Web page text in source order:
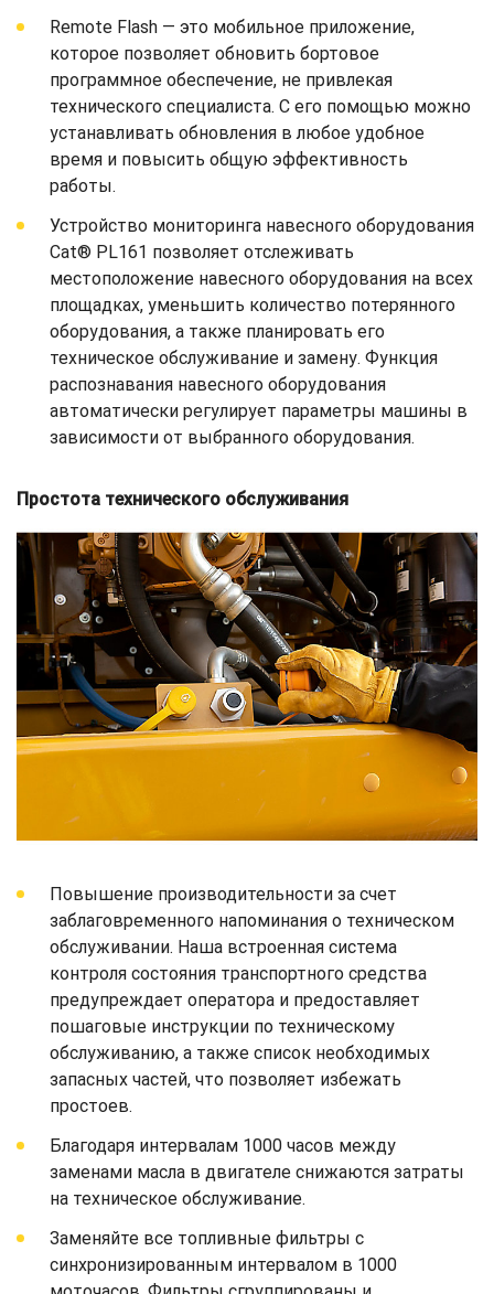
Remote Flash — это мобильное приложение,
которое позволяет обновить бортовое
программное обеспечение, не привлекая
технического специалиста. С его помощью можно
устанавливать обновления в любое удобное
время и повысить общую эффективность
работы.
Устройство мониторинга навесного оборудования
Cat® PL161 позволяет отслеживать
местоположение навесного оборудования на всех
площадках, уменьшить количество потерянного
оборудования, а также планировать его
техническое обслуживание и замену. Функция
распознавания навесного оборудования
автоматически регулирует параметры машины в
зависимости от выбранного оборудования.
Простота технического обслуживания
Повышение производительности за счет
заблаговременного напоминания о техническом
обслуживании. Наша встроенная система
контроля состояния транспортного средства
предупреждает оператора и предоставляет
пошаговые инструкции по техническому
обслуживанию, а также список необходимых
запасных частей, что позволяет избежать
простоев.
Благодаря интервалам 1000 часов между
заменами масла в двигателе снижаются затраты
на техническое обслуживание.
Заменяйте все топливные фильтры с
синхронизированным интервалом в 1000